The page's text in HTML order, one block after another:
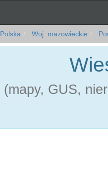
Polska Woj. mazowieckie
(mapy, GUS,